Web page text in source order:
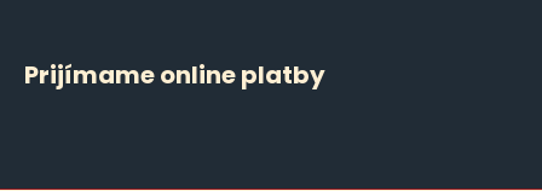
Prijímame online platby